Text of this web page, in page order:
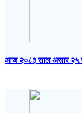
आज २०८३ साल असार २५